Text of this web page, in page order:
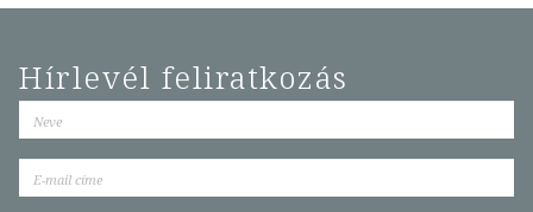
Hírlevél feliratkozás